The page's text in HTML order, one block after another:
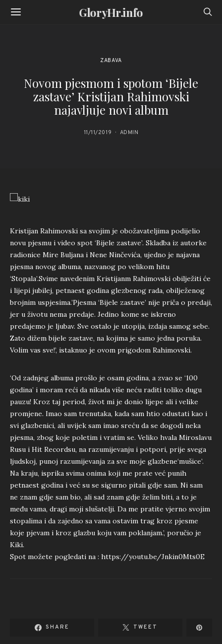
GloryHr.info
ZABAVA
Novom pjesmom i spotom ‘Bijele
zastave’ Kristijan Rahimovski
najavljuje novi album
11/11/2019 ADMIN
Kristijan Rahimovski sa svojim je obožavateljima podijelio
novu pjesmu i video spot ‘Bijele zastave’. Skladba iz autorke
radionice Mire Buljana i Nene Ninčevića, ujedno je najavna
pjesma novog albuma, nazvanog po velikom hitu
‘Stopala’.Svime navedenim Kristijanm Rahimovski obilježiti će
i lijepi jubilej, petnaest godina glezbenog rada, obilježenog
brojnim uspjesima.’Pjesma ‘Bijele zastave’ nije priča o predaji,
jer u životu nema predaje. Jedino kome se iskreno
predajemo je ljubav. Sve ostalo je utopija, izdaja samog sebe.
Zato dižem bijele zastave, na kojima je samo jedna poruka.
Volim vas sve!’, istaknuo je ovom prigodom Rahimovski.
‘Od zadnjeg albuma prošlo je osam godina, a zvao se ‘100
godina’ i moram reći da nikada više neću raditi toliko dugu
pauzu! Kroz taj period, život mi je donio lijepe ali i velike
promjene. Imao sam trenutaka, kada sam htio odustati kao i
svi glazbenici, ali uvijek sam imao sreću da se dogodi neka
pjesma, zbog koje poletim i vratim se. Veliko hvala Miroslavu
Rusu i Hit Recordsu, na razumijevanju i potpori, prije svega
ljudskoj, punoj razumijevanja za sve moje glazbene‘mušice’.
Na kraju, isprika svima onima koji me prate već punih
petnaest godina i već su se sigurno pitali gdje sam. Ni sam
ne znam gdje sam bio, ali sad znam gdje želim biti, a to je
među vama, dragi moji slušatelji. Da me pratite vjerno svojim
stopalima i da zajedno sa vama ostavim trag kroz pjesme
koje pjevam i kroz glazbu koju vam poklanjam.’, poručio je
Kiki.
Spot možete pogledati na : https://youtu.be/Jnkin0Mts0E
SHARE TWEET